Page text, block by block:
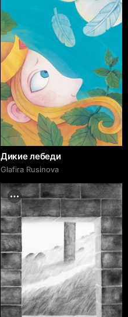
Дикие лебеди
Glafira Rusinova